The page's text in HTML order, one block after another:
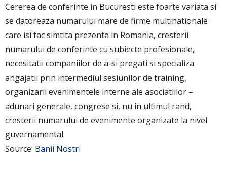
Cererea de conferinte in Bucuresti este foarte variata si
se datoreaza numarului mare de firme multinationale
care isi fac simtita prezenta in Romania, cresterii
numarului de conferinte cu subiecte profesionale,
necesitatii companiilor de a-si pregati si specializa
angajatii prin intermediul sesiunilor de training,
organizarii evenimentele interne ale asociatiilor –
adunari generale, congrese si, nu in ultimul rand,
cresterii numarului de evenimente organizate la nivel
guvernamental.
Source: Banii Nostri